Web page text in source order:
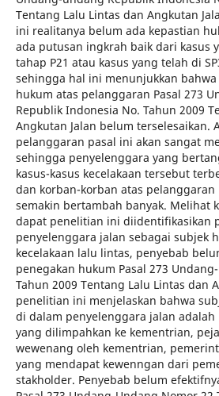
Tentang Lalu Lintas dan Angkutan
ini realitanya belum ada kepastian
ada putusan ingkrah baik dari kasus
tahap P21 atau kasus yang telah di
sehingga hal ini menunjukkan
hukum atas pelanggaran Pasal 273
Republik Indonesia No. Tahun 2009
Angkutan Jalan belum terselesaikan.
pelanggaran pasal ini akan sangat
sehingga penyelenggara yang
kasus-kasus kecelakaan tersebut
dan korban-korban atas pelanggaran
semakin bertambah banyak. Melihat
dapat penelitian ini diidentifikasikan
penyelenggara jalan sebagai subjek
kecelakaan lalu lintas, penyebab
penegakan hukum Pasal 273
Tahun 2009 Tentang Lalu Lintas dan
penelitian ini menjelaskan bahwa
di dalam penyelenggara jalan
yang dilimpahkan ke kementrian,
wewenang oleh kementrian,
yang mendapat kewenngan dari
stakholder. Penyebab belum